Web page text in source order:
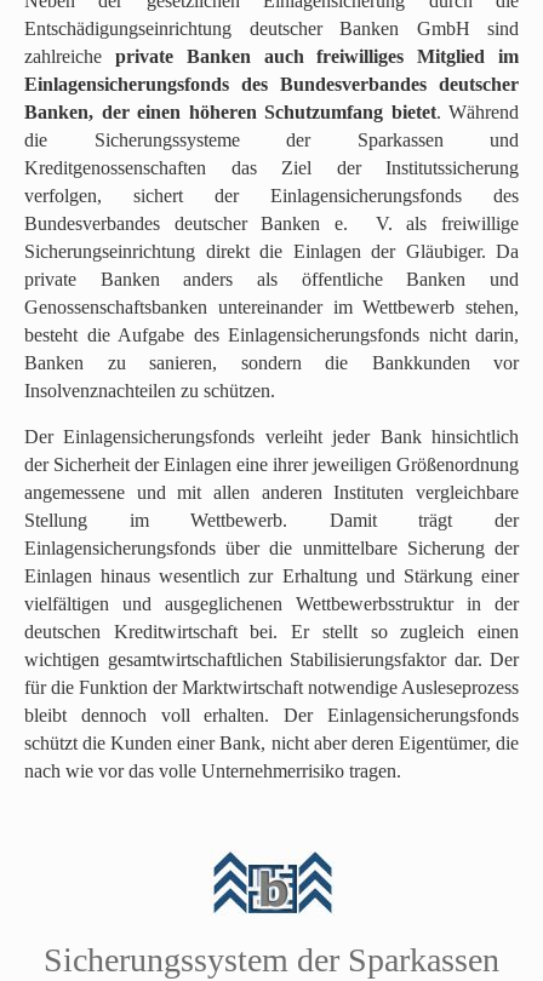
e
n
s
r
g
e
n
(
g
o
t
o
t
o
p
)
.
Entschädigungseinrichtung deutscher Banken GmbH sind
zahlreiche private Banken auch freiwilliges Mitglied im
Einlagensicherungsfonds des Bundesverbandes deutscher
Banken, der einen höheren Schutzumfang bietet. Während
die Sicherungssysteme der Sparkassen und
Kreditgenossenschaften das Ziel der Institutssicherung
verfolgen, sichert der Einlagensicherungsfonds des
Bundesverbandes deutscher Banken e. V. als freiwillige
Sicherungseinrichtung direkt die Einlagen der Gläubiger. Da
private Banken anders als öffentliche Banken und
Genossenschaftsbanken untereinander im Wettbewerb stehen,
besteht die Aufgabe des Einlagensicherungsfonds nicht darin,
Banken zu sanieren, sondern die Bankkunden vor
Insolvenznachteilen zu schützen.
Der Einlagensicherungsfonds verleiht jeder Bank hinsichtlich
der Sicherheit der Einlagen eine ihrer jeweiligen Größenordnung
angemessene und mit allen anderen Instituten vergleichbare
Stellung im Wettbewerb. Damit trägt der
Einlagensicherungsfonds über die unmittelbare Sicherung der
Einlagen hinaus wesentlich zur Erhaltung und Stärkung einer
vielfältigen und ausgeglichenen Wettbewerbsstruktur in der
deutschen Kreditwirtschaft bei. Er stellt so zugleich einen
wichtigen gesamtwirtschaftlichen Stabilisierungsfaktor dar. Der
für die Funktion der Marktwirtschaft notwendige Ausleseprozess
bleibt dennoch voll erhalten. Der Einlagensicherungsfonds
schützt die Kunden einer Bank, nicht aber deren Eigentümer, die
nach wie vor das volle Unternehmerrisiko tragen.
a
Sicherungssystem der Sparkassen